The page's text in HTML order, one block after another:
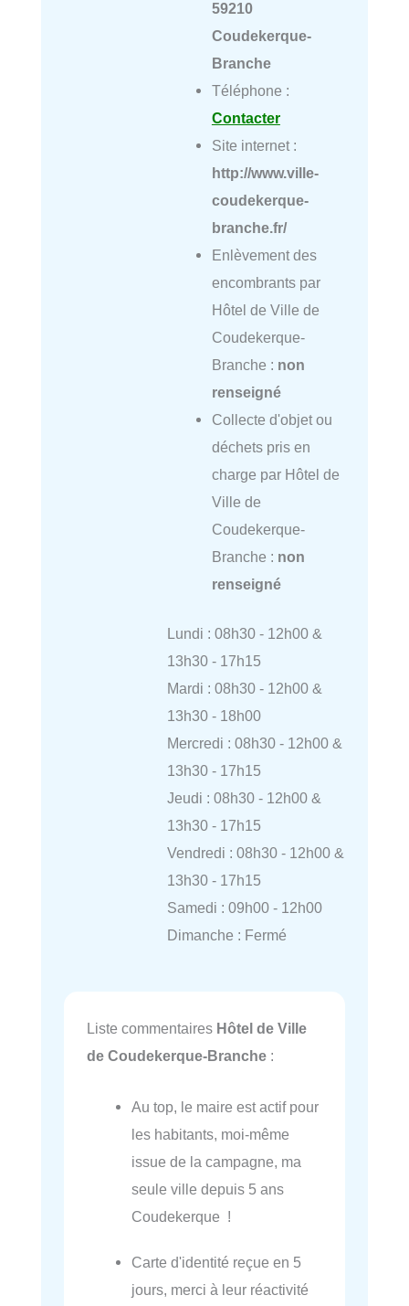
59210
Coudekerque-
Branche
Téléphone :
Contacter
Site internet :
http://www.ville-
coudekerque-
branche.fr/
Enlèvement des
encombrants par
Hôtel de Ville de
Coudekerque-
Branche : non
renseigné
Collecte d'objet ou
déchets pris en
charge par Hôtel de
Ville de
Coudekerque-
Branche : non
renseigné
Lundi : 08h30 - 12h00 &
13h30 - 17h15
Mardi : 08h30 - 12h00 &
13h30 - 18h00
Mercredi : 08h30 - 12h00 &
13h30 - 17h15
Jeudi : 08h30 - 12h00 &
13h30 - 17h15
Vendredi : 08h30 - 12h00 &
13h30 - 17h15
Samedi : 09h00 - 12h00
Dimanche : Fermé
Liste commentaires Hôtel de Ville
de Coudekerque-Branche :
Au top, le maire est actif pour
les habitants, moi-même
issue de la campagne, ma
seule ville depuis 5 ans
Coudekerque !
Carte d'identité reçue en 5
jours, merci à leur réactivité